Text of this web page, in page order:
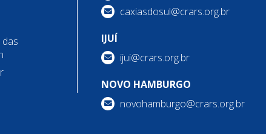
caxiasdosul@crars.org.br
IJUÍ
ijui@crars.org.br
NOVO HAMBURGO
novohamburgo@crars.org.br